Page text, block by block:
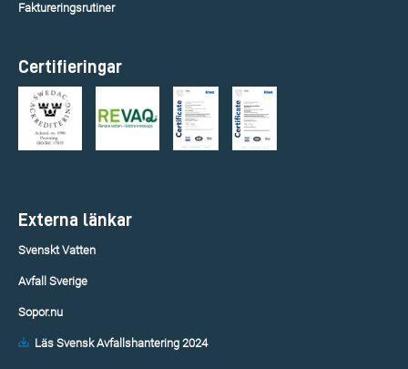
Faktureringsrutiner
Certifieringar
Externa länkar
Svenskt Vatten
Avfall Sverige
Sopor.nu
Läs Svensk Avfallshantering 2024